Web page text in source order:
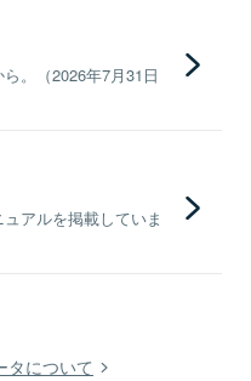
。（2026年7月31日
アルを掲載していま
タについて